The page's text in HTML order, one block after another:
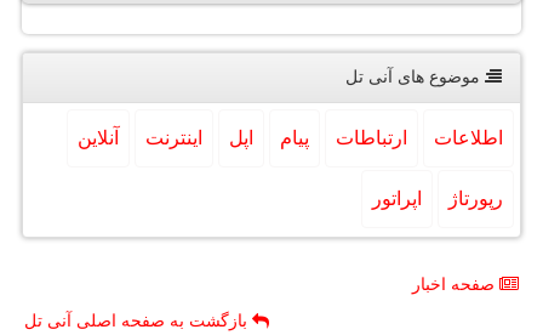
موضوع های آنی تل
اطلاعات ارتباطات پیام اپل اینترنت آنلاین
رپورتاژ اپراتور
صفحه اخبار
بازگشت به صفحه اصلی آنی تل